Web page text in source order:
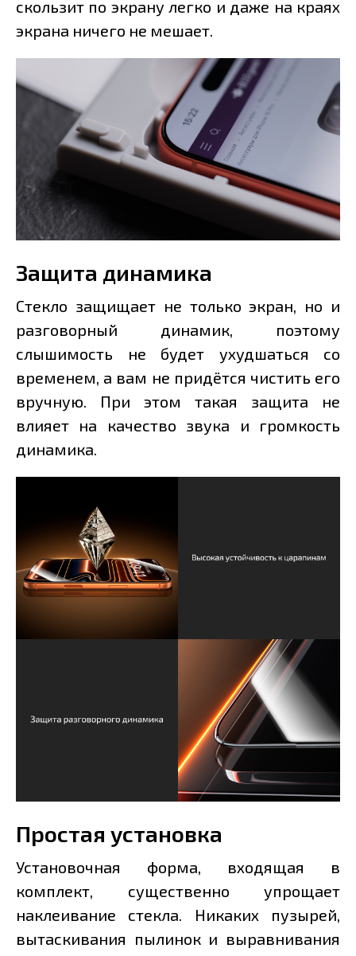
скользит по экрану легко и даже на краях
экрана ничего не мешает.
Защита динамика
Стекло защищает не только экран, но и
разговорный динамик, поэтому
слышимость не будет ухудшаться со
временем, а вам не придётся чистить его
вручную. При этом такая защита не
влияет на качество звука и громкость
динамика.
Простая установка
Установочная форма, входящая в
комплект, существенно упрощает
наклеивание стекла. Никаких пузырей,
вытаскивания пылинок и выравнивания